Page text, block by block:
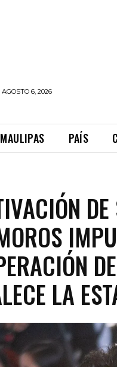
6, 2026
PAÍS
LA